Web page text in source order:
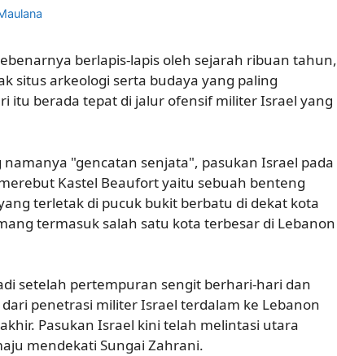
berlapis-lapis oleh sejarah ribuan tahun,
situs arkeologi serta budaya yang paling
itu berada tepat di jalur ofensif militer Israel yang
namanya "gencatan senjata", pasukan Israel pada
Kastel Beaufort yaitu sebuah benteng
terletak di pucuk bukit berbatu di dekat kota
termasuk salah satu kota terbesar di Lebanon
setelah pertempuran sengit berhari-hari dan
penetrasi militer Israel terdalam ke Lebanon
Pasukan Israel kini telah melintasi utara
mendekati Sungai Zahrani.